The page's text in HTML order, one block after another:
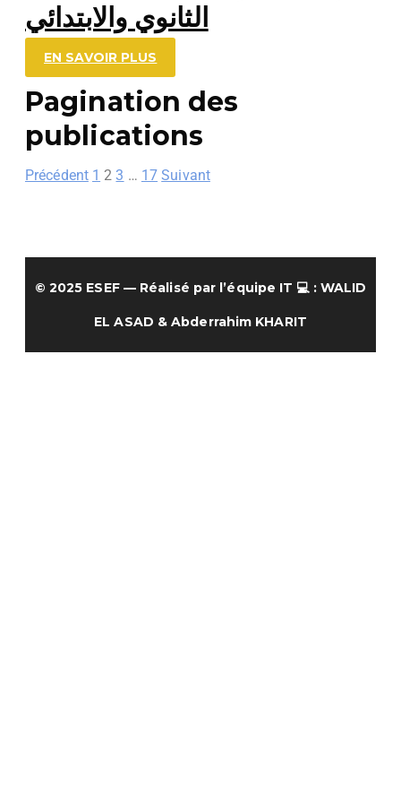
الثانوي والابتدائي
EN SAVOIR PLUS
Pagination des
publications
Précédent 1 2 3 … 17 Suivant
© 2025 ESEF — Réalisé par l’équipe IT 💻 : WALID
EL ASAD &Abderrahim KHARIT